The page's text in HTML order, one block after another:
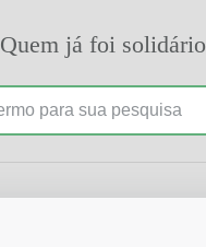
Quem já foi solidário